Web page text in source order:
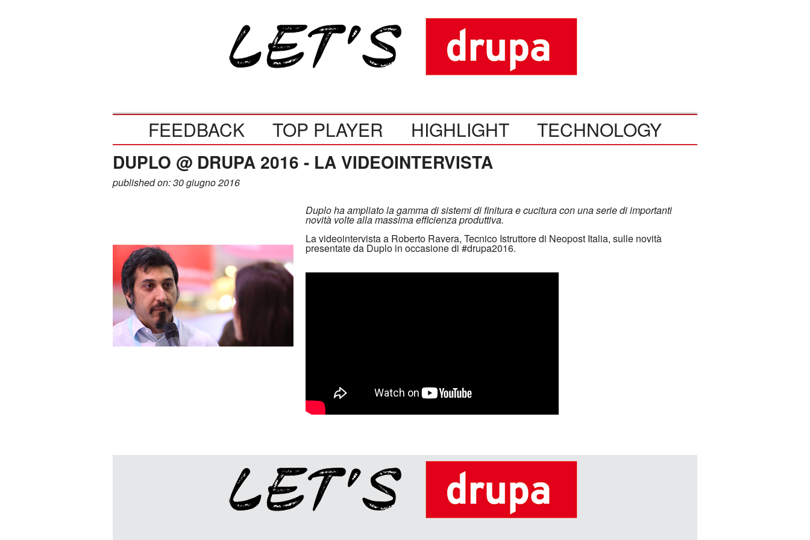
FEEDBACK TOP PLAYER HIGHLIGHT TECHNOLOGY
DUPLO @ DRUPA 2016 - LA VIDEOINTERVISTA
published on: 30 giugno 2016
Duplo ha ampliato la gamma di sistemi di finitura e cucitura con una serie di importanti
novità volte alla massima efficienza produttiva.
La videointervista a Roberto Ravera, Tecnico Istruttore di Neopost Italia, sulle novità
presentate da Duplo in occasione di ‪#‎drupa2016‬.